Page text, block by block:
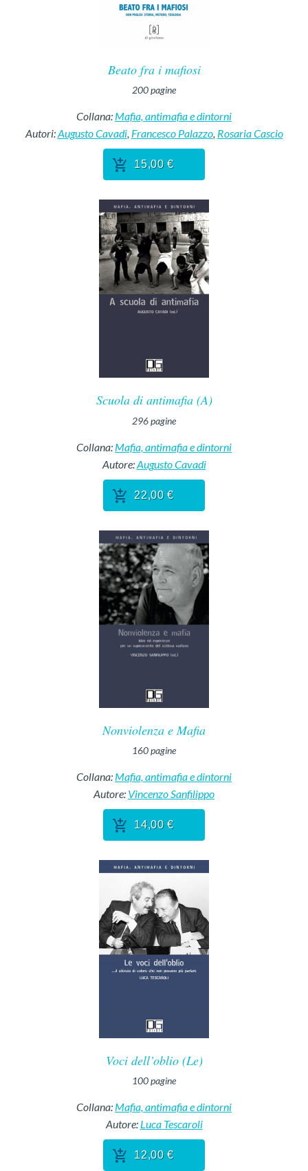
Beato fra i mafiosi
200pagine
Collana: Mafia, antimafia e dintorni
Autori:Augusto Cavadi, Francesco Palazzo, Rosaria Cascio
15,00 €
Scuola di antimafia (A)
296pagine
Collana: Mafia, antimafia e dintorni
Autore:Augusto Cavadi
22,00 €
Nonviolenza e Mafia
160pagine
Collana: Mafia, antimafia e dintorni
Autore: Vincenzo Sanfilippo
14,00 €
Voci dell’oblio (Le)
100pagine
Collana: Mafia, antimafia e dintorni
Autore: Luca Tescaroli
12,00 €